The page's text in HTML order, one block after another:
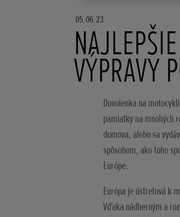
05.06.23
VÝPRAVY
Dovolenka na
pamiatky na mnohých
domova, alebo sa
spôsobom, ako toho
Európe.
Európa je ústretová k
Vďaka nádherným a